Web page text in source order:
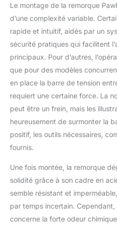
et
Le montage de la remorque
d’une complexité variable.
rapide et intuitif, aidés par un
sécurité pratiques qui facilitent
principaux. Pour d’autres,
que pour des modèles
en place la barre de tension
requiert une certaine force. La
peut être un frein, mais les
heureusement de surmonter la
positif, les outils nécessaires,
fournis.
Une fois montée, la remorque
solidité grâce à son cadre en
semble résistant et
par temps incertain.
concerne la forte odeur